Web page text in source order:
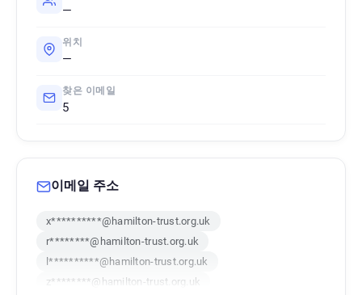
—
위치
—
찾은 이메일
5
이메일 주소
x**********@hamilton-trust.org.uk
r********@hamilton-trust.org.uk
l**********@hamilton-trust.org.uk
z********@hamilton-trust.org.uk